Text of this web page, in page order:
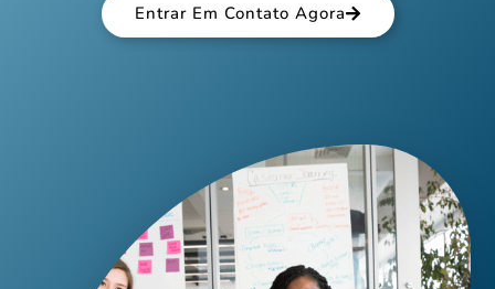
Entrar Em Contato Agora